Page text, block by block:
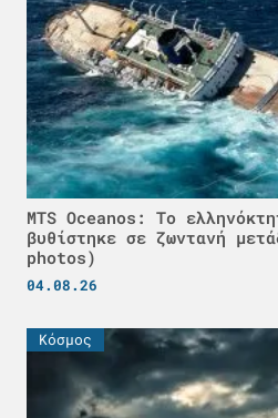
MTS Oceanos: Το
βυθίστηκε σε ζωντανή
photos)
04.08.26
Κόσμος